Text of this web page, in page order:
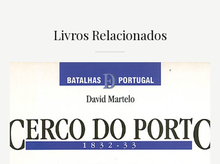
Livros Relacionados